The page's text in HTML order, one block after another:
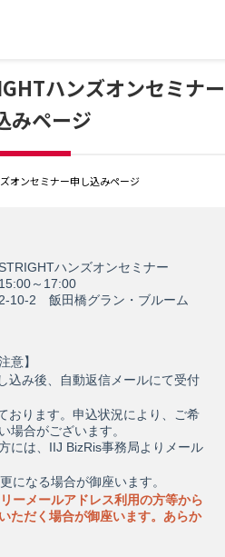
ハンズオンセミナー
みページ
オンセミナー申し込みページ